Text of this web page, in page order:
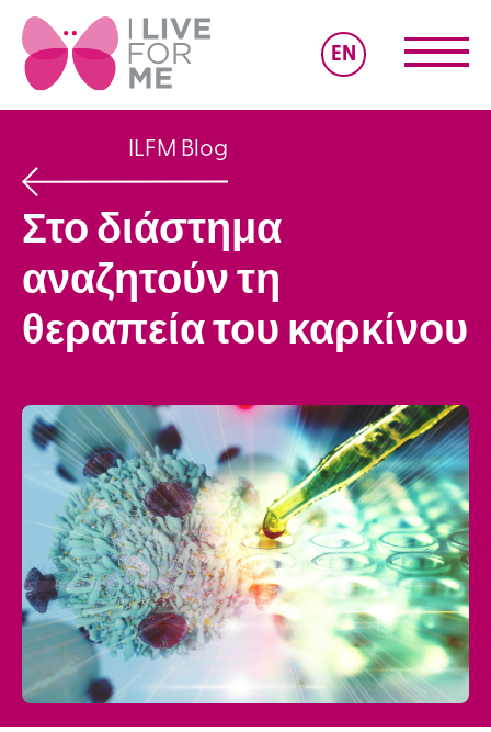
EN
ILFM Blog
Στο διάστημα
αναζητούν τη
θεραπεία του καρκίνου